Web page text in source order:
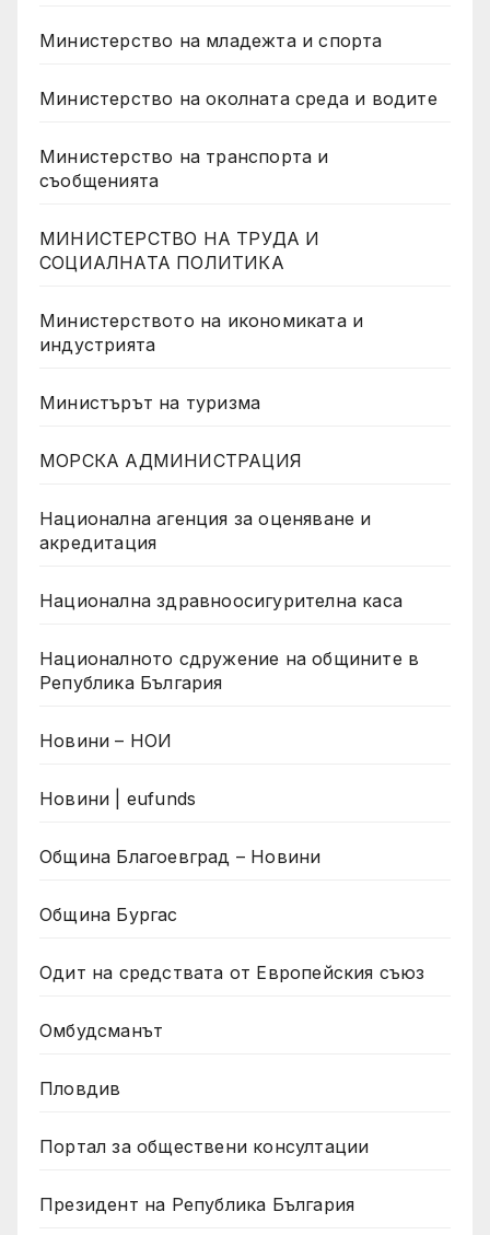
Министерство на младежта и спорта
Министерство на околната среда и водите
Министерство на транспорта и
съобщенията
МИНИСТЕРСТВО НА ТРУДА И
СОЦИАЛНАТА ПОЛИТИКА
Министерството на икономиката и
индустрията
Министърът на туризма
МОРСКА АДМИНИСТРАЦИЯ
Национална агенция за оценяване и
акредитация
Национална здравноосигурителна каса
Националното сдружение на общините в
Република България
Новини – НОИ
Новини | eufunds
Община Благоевград – Новини
Община Бургас
Одит на средствата от Европейския съюз
Омбудсманът
Пловдив
Портал за обществени консултации
Президент на Република България